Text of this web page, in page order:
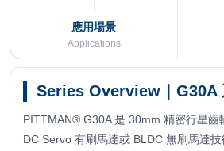
應用場景
Applications
Series Overview｜G30A
PITTMAN® G30A 是 30mm 精密行星齒
DC Servo 有刷馬達或 BLDC 無刷馬達